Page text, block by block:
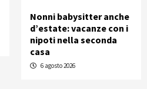
Nonni babysitter anche
d’estate: vacanze con i
nipoti nella seconda
casa
6 agosto 2026